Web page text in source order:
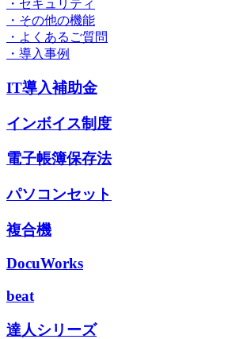
・セキュリティ
・その他の機能
・よくあるご質問
・導入事例
IT導入補助金
インボイス制度
電子帳簿保存法
パソコンセット
複合機
DocuWorks
beat
達人シリーズ